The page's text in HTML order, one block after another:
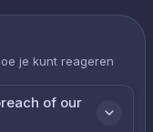
je kunt reageren
of our